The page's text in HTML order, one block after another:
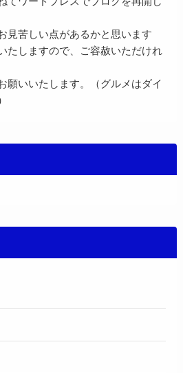
見苦しい点があるかと思います
たしますので、ご容赦いただけれ
願いいたします。（グルメはダイ